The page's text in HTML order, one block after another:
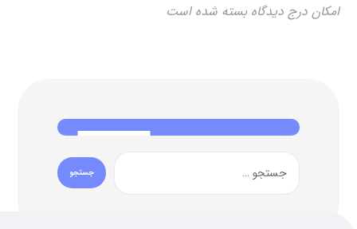
امکان درج دیدگاه بسته شده است